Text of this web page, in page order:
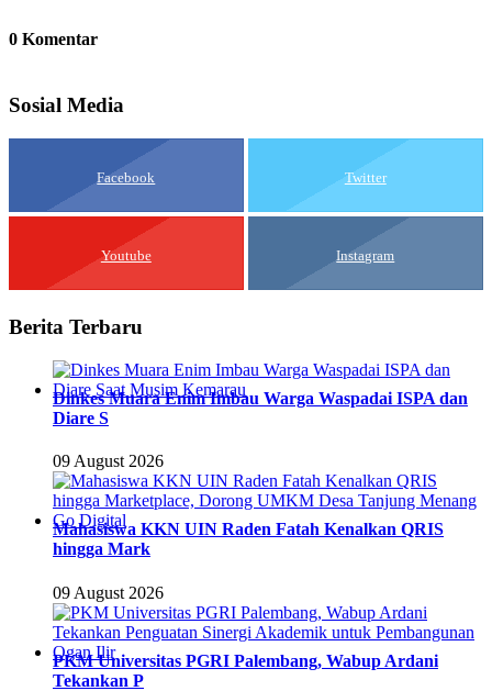
0 Komentar
Sosial Media
Facebook Twitter
Youtube Instagram
Berita Terbaru
Dinkes Muara Enim Imbau Warga Waspadai ISPA dan
Diare S
09 August 2026
Mahasiswa KKN UIN Raden Fatah Kenalkan QRIS
hingga Mark
09 August 2026
PKM Universitas PGRI Palembang, Wabup Ardani
Tekankan P